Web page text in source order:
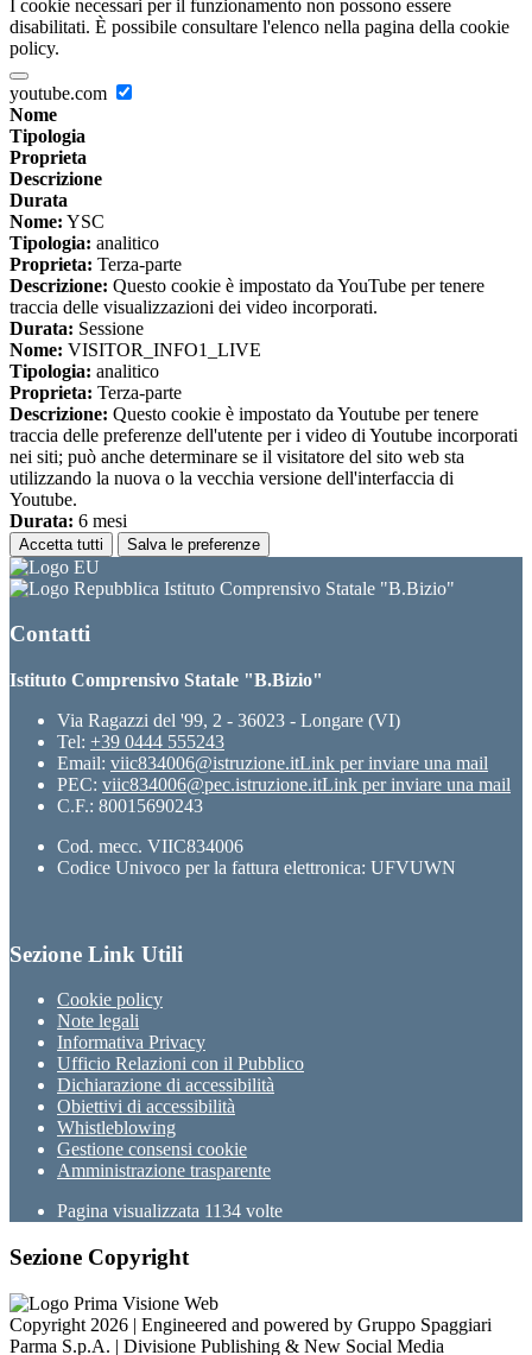
I cookie necessari per il funzionamento non possono essere
disabilitati. È possibile consultare l'elenco nella pagina della cookie
policy.
youtube.com
Nome
Tipologia
Proprieta
Descrizione
Durata
Nome: YSC
Tipologia: analitico
Proprieta: Terza-parte
Descrizione: Questo cookie è impostato da YouTube per tenere
traccia delle visualizzazioni dei video incorporati.
Durata: Sessione
Nome: VISITOR_INFO1_LIVE
Tipologia: analitico
Proprieta: Terza-parte
Descrizione: Questo cookie è impostato da Youtube per tenere
traccia delle preferenze dell'utente per i video di Youtube incorporati
nei siti; può anche determinare se il visitatore del sito web sta
utilizzando la nuova o la vecchia versione dell'interfaccia di
Youtube.
Durata: 6 mesi
Accetta tutti Salva le preferenze
Istituto Comprensivo Statale "B.Bizio"
Contatti
Istituto Comprensivo Statale "B.Bizio"
Via Ragazzi del '99, 2 - 36023 - Longare (VI)
Tel: +39 0444 555243
Email: viic834006@istruzione.itLink per inviare una mail
PEC: viic834006@pec.istruzione.itLink per inviare una mail
C.F.: 80015690243
Cod. mecc. VIIC834006
Codice Univoco per la fattura elettronica: UFVUWN
Sezione Link Utili
Cookie policy
Note legali
Informativa Privacy
Ufficio Relazioni con il Pubblico
Dichiarazione di accessibilità
Obiettivi di accessibilità
Whistleblowing
Gestione consensi cookie
Amministrazione trasparente
Pagina visualizzata 1134 volte
Sezione Copyright
Copyright 2026 | Engineered and powered by Gruppo Spaggiari
Parma S.p.A. | Divisione Publishing & New Social Media